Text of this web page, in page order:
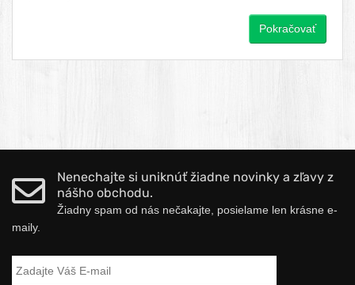
Pokračovať
Nenechajte si uniknúť žiadne novinky a zľavy z
nášho obchodu.
Žiadny spam od nás nečakajte, posielame len krásne e-
maily.